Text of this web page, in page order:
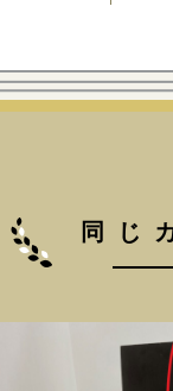
同じ